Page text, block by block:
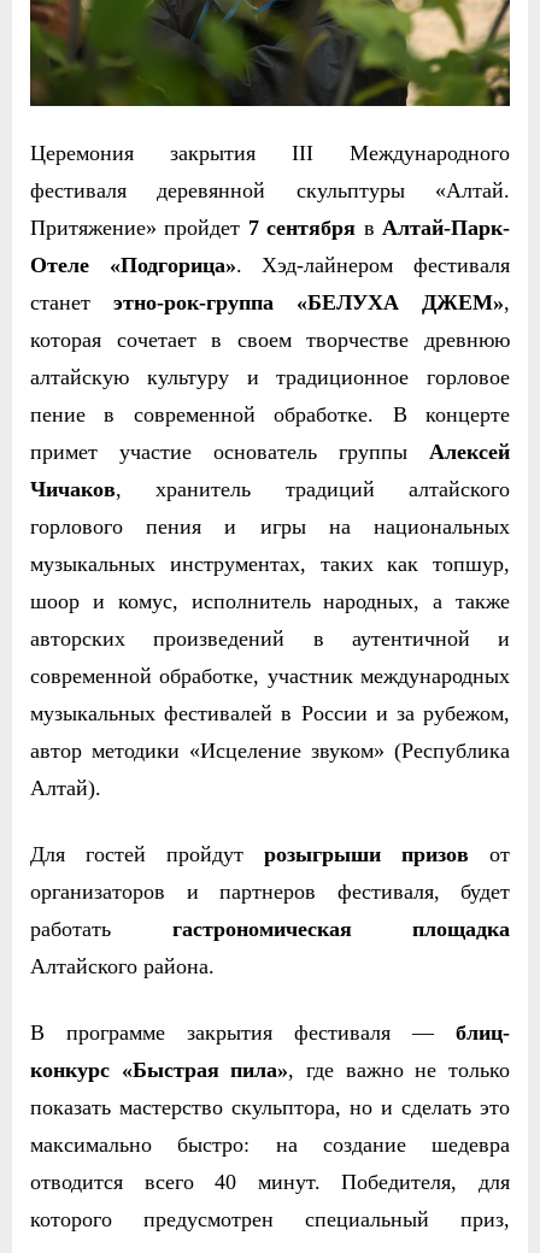
Церемония закрытия III Международного
фестиваля деревянной скульптуры «Алтай.
Притяжение» пройдет 7сентября вАлтай-Парк-
Отеле «Подгорица». Хэд-лайнером фестиваля
станет этно-рок-группа «БЕЛУХА ДЖЕМ»,
которая сочетает в своем творчестве древнюю
алтайскую культуру и традиционное горловое
пение в современной обработке. В концерте
примет участие основатель группы Алексей
Чичаков, хранитель традиций алтайского
горлового пения и игры на национальных
музыкальных инструментах, таких как топшур,
шоор и комус, исполнитель народных, а также
авторских произведений в аутентичной и
современной обработке, участник международных
музыкальных фестивалей в России и за рубежом,
автор методики «Исцеление звуком» (Республика
Алтай).
Для гостей пройдут розыгрыши призов от
организаторов и партнеров фестиваля, будет
работать гастрономическая площадка
Алтайского района.
В программе закрытия фестиваля — блиц-
конкурс «Быстрая пила», где важно не только
показать мастерство скульптора, но и сделать это
максимально быстро: на создание шедевра
отводится всего 40 минут. Победителя, для
которого предусмотрен специальный приз,